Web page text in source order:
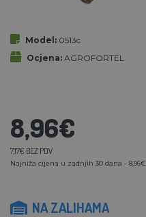
Model: 0513c
Ocjena: AGROFORTEL
8,96€
7,17€ BEZ PDV
Najniža cijena u zadnjih 30 dana - 8,96€
NA ZALIHAMA